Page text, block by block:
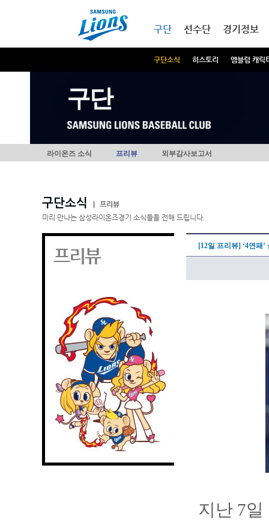
구단
구단소식 히스토리 엠블럼 캐릭
선수단 경기정보
구단
라이온즈 소식 프리뷰 외부감사보고서
구단소식
프리뷰
미리 만나는 삼성라이온즈경기 소식들을 전해 드립니다.
프리뷰 [12일 프리뷰] ‘4연패
지난 7